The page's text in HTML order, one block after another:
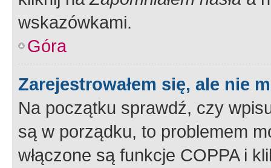
wskazówkami.
Góra
Zarejestrowałem się, ale nie
Na początku sprawdź, czy
są w porządku, to problemem
włączone są funkcje COPPA i